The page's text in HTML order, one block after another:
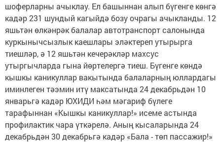
шоферларны ачыклау. Ел башыннан алып бүгенге көнгә
кадәр 231 шундый кагыйдә бозу очрагы ачыкланды. 12
яшьтән өлкәнрәк балалар автотранспорт салонында
куркынычсызлык каешлары эләктереп утырырга
тиешләр, ә 12 яшьтән кечерәкләр махсус
утыргычларда гына йөртелергә тиеш. Бүгенге көндә
кышкы каникуллар вакытында балаларның юллардагы
иминлеген тәэмин итү максатында 24 декабрьдән 10
январьгә кадәр ЮХИДИ һәм мәгариф бүлеге
тарафыннан «Кышкы каникуллар!» исеме астында
профилактик чара үткәрелә. Аның кысаларында 24
декабрьдән 30 декабрьгә кадәр «Бала - төп пассажир!»